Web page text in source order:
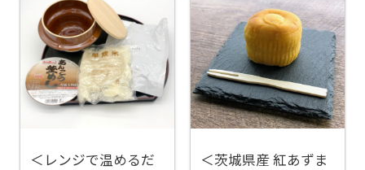
＜レンジで温めるだ
＜茨城県産 紅あずま